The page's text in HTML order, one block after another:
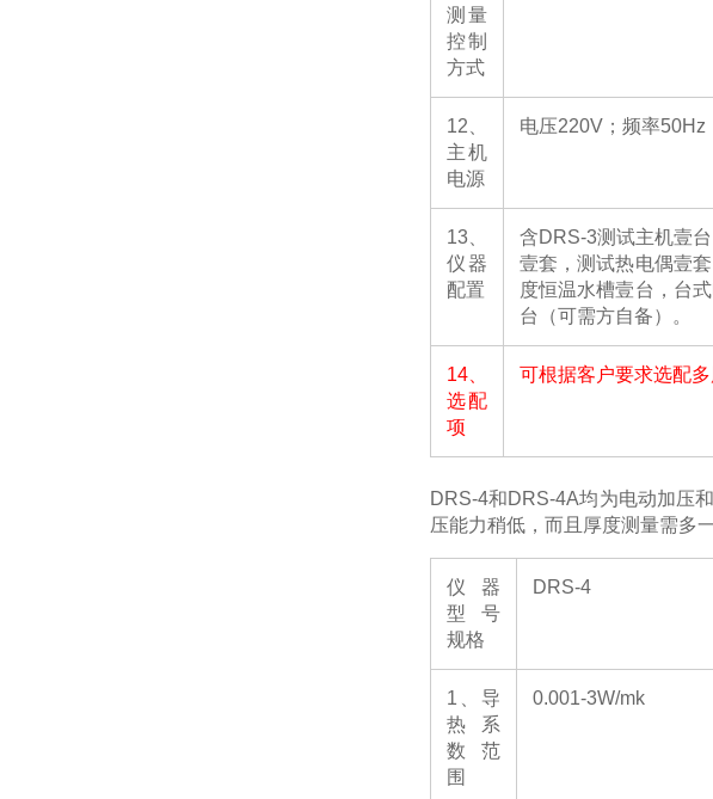
测量
控制
方式
12
主机
电源
电压220V ；频率50Hz
13
仪器
配置
含DRS-3测试主机壹
壹套，测试热电偶壹
度恒温水槽壹台，台
台（可需方自备）。
14
选配
项
可根据客户要求选配
DRS-4和DRS-4A均为电动加压
压能力稍低，而且厚度测量需多
仪器
型号
规格
DRS-4
1 、导
热系
数范
围
0.001-3W/mk